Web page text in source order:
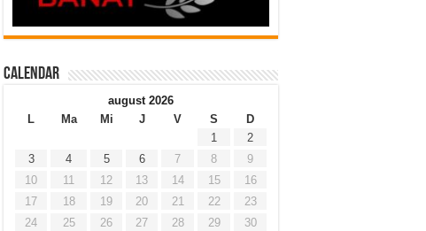
Calendar
august 2026
L
Ma Mi J V S
D
1
2
3
4 5 6 7 8
9
10
11 12 13 14 15
16
17
18 19 20 21 22
23
24
25 26 27 28 29
30